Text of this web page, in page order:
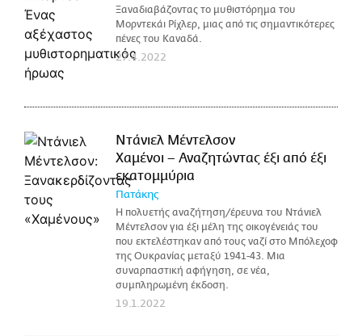
Ξαναδιαβάζοντας το μυθιστόρημα του
Μορντεκάι Ρίχλερ, μιας από τις σημαντικότερες
πένες του Καναδά.
27.4.2022
Ντάνιελ Μέντελσον
Χαμένοι – Αναζητώντας έξι από έξι
εκατομμύρια
Πατάκης
Η πολυετής αναζήτηση/έρευνα του Ντάνιελ
Μέντελσον για έξι μέλη της οικογένειάς του
που εκτελέστηκαν από τους ναζί στο Μπόλεχοφ
της Ουκρανίας μεταξύ 1941-43. Μια
συναρπαστική αφήγηση, σε νέα,
συμπληρωμένη έκδοση.
19.1.2022